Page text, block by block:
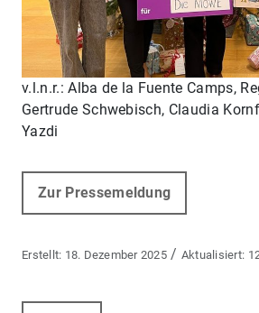
v.l.n.r.: Alba de la Fuente Camps,
Gertrude Schwebisch, Claudia
Yazdi
Zur Pressemeldung
18. Dezember 2025 /